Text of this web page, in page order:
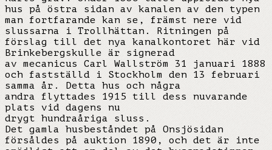
hus på östra sidan av kanalen av den typen
man fortfarande kan se, främst nere vid
slussarna i Trollhättan. Ritningen på
förslag till det nya kanalkontoret här vid
Brinkebergskulle är signerad
av mecanicus Carl Wallström 31 januari 1888
och fastställd i Stockholm den 13 februari
samma år. Detta hus och några
andra flyttades 1915 till dess nuvarande
plats vid dagens nu
drygt hundraåriga sluss.
Det gamla husbeståndet på Onsjösidan
försåldes på auktion 1890, och det är inte